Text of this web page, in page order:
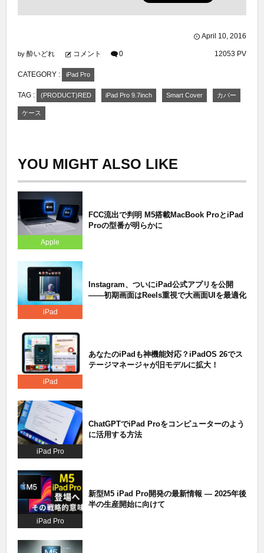
April 10, 2016
by 酔いどれ コメント 0 12053 PV
CATEGORY : iPad Pro
TAG : (PRODUCT)RED iPad Pro 9.7inch Smart Cover カバー
ケース
YOU MIGHT ALSO LIKE
Apple
FCC流出で判明 M5搭載MacBook ProとiPad
Proの型番が明らかに
iPad
Instagram、ついにiPad公式アプリを公開
——初期画面はReels重視で大画面UIを最適化
iPad
あなたのiPadも神機能対応？iPadOS 26でス
テージマネージャが旧モデルに拡大！
iPad Pro
ChatGPTでiPad Proをコンピューターのよう
に活用する方法
iPad Pro
新型M5 iPad Pro開発の最新情報 ― 2025年後
半の生産開始に向けて